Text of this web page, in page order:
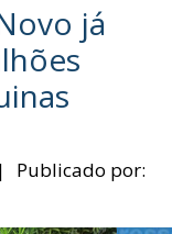
já
|
Publicado por: